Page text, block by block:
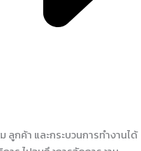
กค้า และกระบวนการทำงานได้